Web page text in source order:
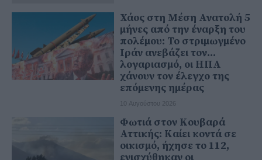
Χάος στη Μέση Ανατολή 5
μήνες από την έναρξη του
πολέμου: Το στριμωγμένο
Ιράν ανεβάζει τον...
λογαριασμό, οι ΗΠΑ
χάνουν τον έλεγχο της
επόμενης ημέρας
10 Αυγούστου 2026
Φωτιά στον Κουβαρά
Αττικής: Καίει κοντά σε
οικισμό, ήχησε το 112,
ενισχύθηκαν οι